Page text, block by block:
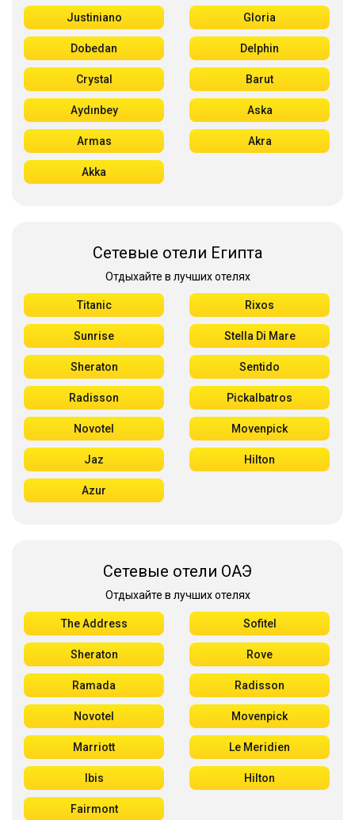
Justiniano Gloria
Dobedan Delphin
Crystal Barut
Aydınbey Aska
Armas Akra
Akka
Сетевые отели Египта
Отдыхайте в лучших отелях
Titanic Rixos
Sunrise Stella Di Mare
Sheraton Sentido
Radisson Pickalbatros
Novotel Movenpick
Jaz Hilton
Azur
Сетевые отели ОАЭ
Отдыхайте в лучших отелях
The Address Sofitel
Sheraton Rove
Ramada Radisson
Novotel Movenpick
Marriott Le Meridien
Ibis Hilton
Fairmont